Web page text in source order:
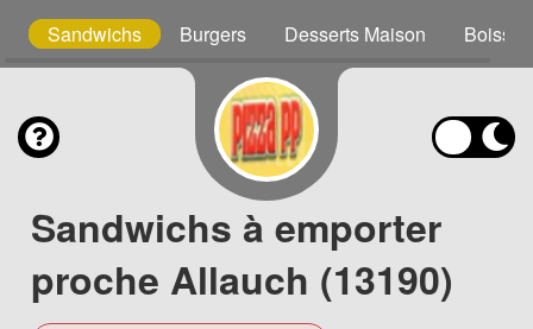
Sandwichs Burgers Desserts Maison
Sandwichs à emporter
proche Allauch (13190)